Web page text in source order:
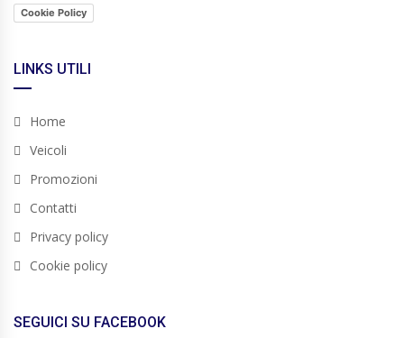
Cookie Policy
LINKS UTILI
Home
Veicoli
Promozioni
Contatti
Privacy policy
Cookie policy
SEGUICI SU FACEBOOK